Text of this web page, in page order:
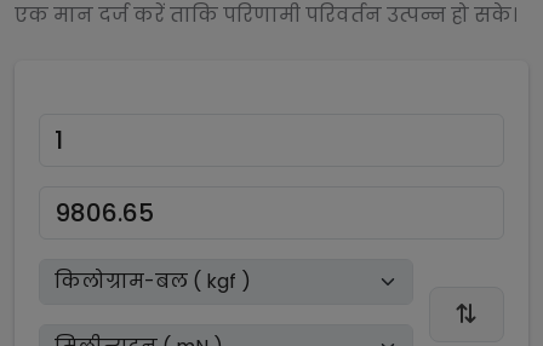
एक मान दर्ज करें ताकि परिणामी परिवर्तन उत्पन्न हो सके।